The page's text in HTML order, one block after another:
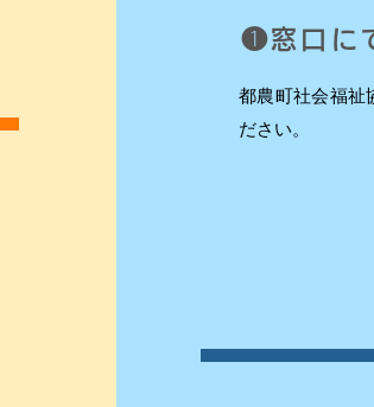
❶窓口に
都農町社会福祉
ださい。